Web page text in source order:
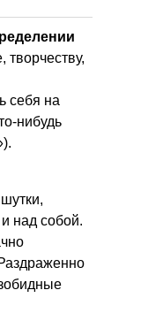
творчеству,
себя на
нибудь
над собой.